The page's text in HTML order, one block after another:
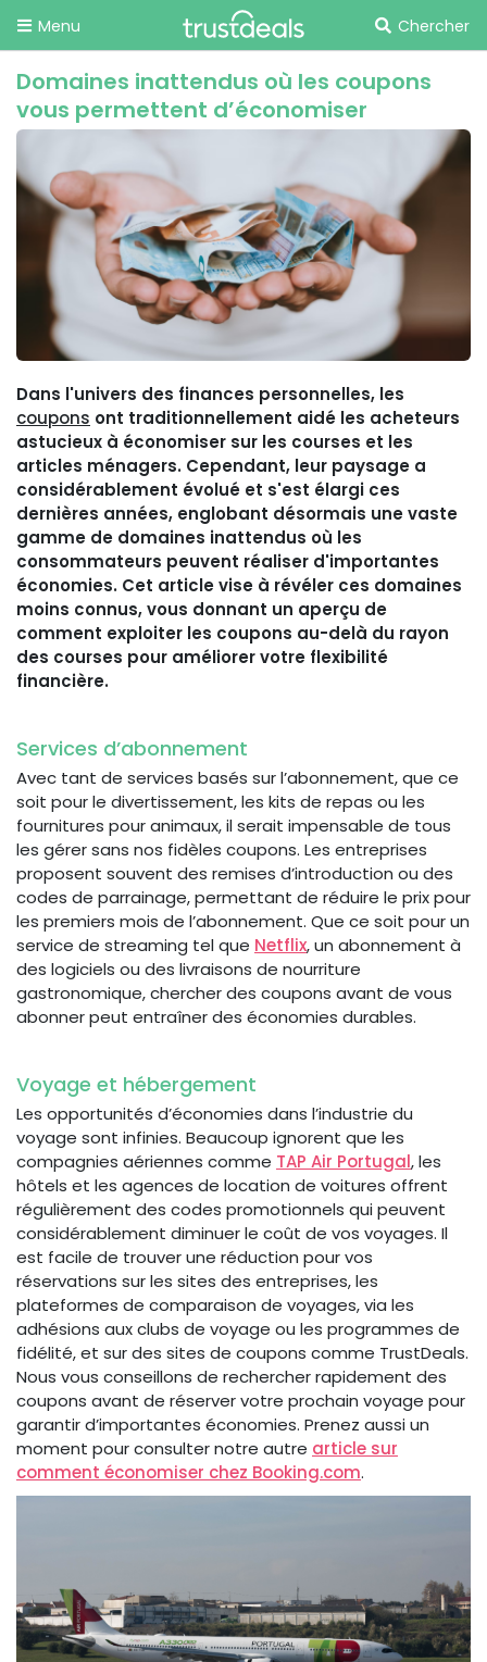
Menu Chercher
Domaines inattendus où les coupons
vous permettent d’économiser
Dans l'univers des finances personnelles, les
coupons ont traditionnellement aidé les acheteurs
astucieux à économiser sur les courses et les
articles ménagers. Cependant, leur paysage a
considérablement évolué et s'est élargi ces
dernières années, englobant désormais une vaste
gamme de domaines inattendus où les
consommateurs peuvent réaliser d'importantes
économies. Cet article vise à révéler ces domaines
moins connus, vous donnant un aperçu de
comment exploiter les coupons au-delà du rayon
des courses pour améliorer votre flexibilité
financière.
Services d’abonnement
Avec tant de services basés sur l’abonnement, que ce
soit pour le divertissement, les kits de repas ou les
fournitures pour animaux, il serait impensable de tous
les gérer sans nos fidèles coupons. Les entreprises
proposent souvent des remises d’introduction ou des
codes de parrainage, permettant de réduire le prix pour
les premiers mois de l’abonnement. Que ce soit pour un
service de streaming tel que Netflix, un abonnement à
des logiciels ou des livraisons de nourriture
gastronomique, chercher des coupons avant de vous
abonner peut entraîner des économies durables.
Voyage et hébergement
Les opportunités d’économies dans l’industrie du
voyage sont infinies. Beaucoup ignorent que les
compagnies aériennes comme TAP Air Portugal, les
hôtels et les agences de location de voitures offrent
régulièrement des codes promotionnels qui peuvent
considérablement diminuer le coût de vos voyages. Il
est facile de trouver une réduction pour vos
réservations sur les sites des entreprises, les
plateformes de comparaison de voyages, via les
adhésions aux clubs de voyage ou les programmes de
fidélité, et sur des sites de coupons comme TrustDeals.
Nous vous conseillons de rechercher rapidement des
coupons avant de réserver votre prochain voyage pour
garantir d’importantes économies. Prenez aussi un
moment pour consulter notre autre article sur
comment économiser chez Booking.com.